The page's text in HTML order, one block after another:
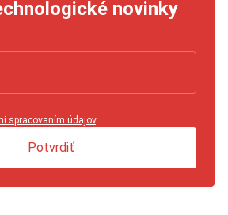
novinky
spracovaním údajov.
Potvrdiť